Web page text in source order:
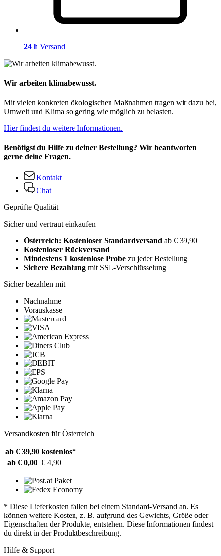
24 h Versand
Wir arbeiten klimabewusst.
Mit vielen konkreten ökologischen Maßnahmen tragen wir dazu bei,
Umwelt und Klima so gering wie möglich zu belasten.
Hier findest du weitere Informationen.
Benötigst du Hilfe zu deiner Bestellung? Wir beantworten
gerne deine Fragen.
Kontakt
Chat
Geprüfte Qualität
Sicher und vertraut einkaufen
Österreich: Kostenloser Standardversand ab € 39,90
Kostenloser Rückversand
Mindestens 1 kostenlose Probe zu jeder Bestellung
Sichere Bezahlung mit SSL-Verschlüsselung
Sicher bezahlen mit
Nachnahme
Vorauskasse
Versandkosten für Österreich
ab € 39,90 kostenlos*
ab € 0,00 € 4,90
* Diese Lieferkosten fallen bei einem Standard-Versand an. Es
können weitere Kosten, z. B. aufgrund des Gewichts, Größe oder
Eigenschaften der Produkte, entstehen. Diese Informationen findest
du direkt in der Produktbeschreibung.
Hilfe & Support